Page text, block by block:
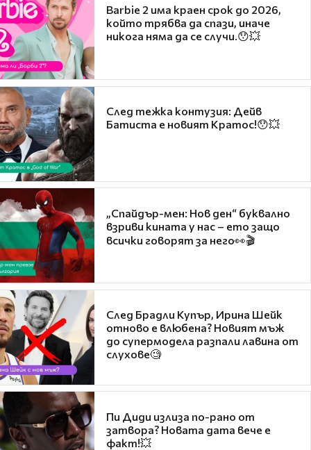
Barbie 2 има краен срок до 2026,
който трябва да спази, иначе
никога няма да се случи.😯💥
След тежка контузия: Дейв
Батиста е новият Кратос!😯💥
„Спайдър-мен: Нов ден“ буквално
взриви кината у нас – ето защо
всички говорят за него👀🎬
След Брадли Купър, Ирина Шейк
отново е влюбена? Новият мъж
до супермодела разпали лавина от
слухове🧐
Пи Диди излиза по-рано от
затвора? Новата дата вече е
факт!💥